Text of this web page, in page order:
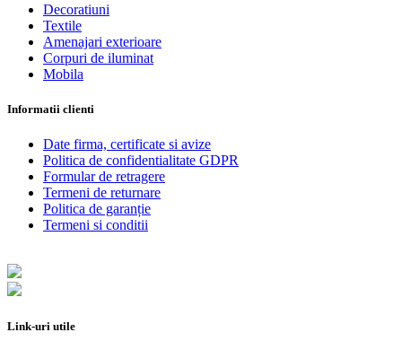
Decoratiuni
Textile
Amenajari exterioare
Corpuri de iluminat
Mobila
Informatii clienti
Date firma, certificate si avize
Politica de confidentialitate GDPR
Formular de retragere
Termeni de returnare
Politica de garanție
Termeni si conditii
Link-uri utile